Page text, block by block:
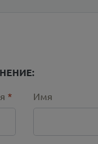
* Имя